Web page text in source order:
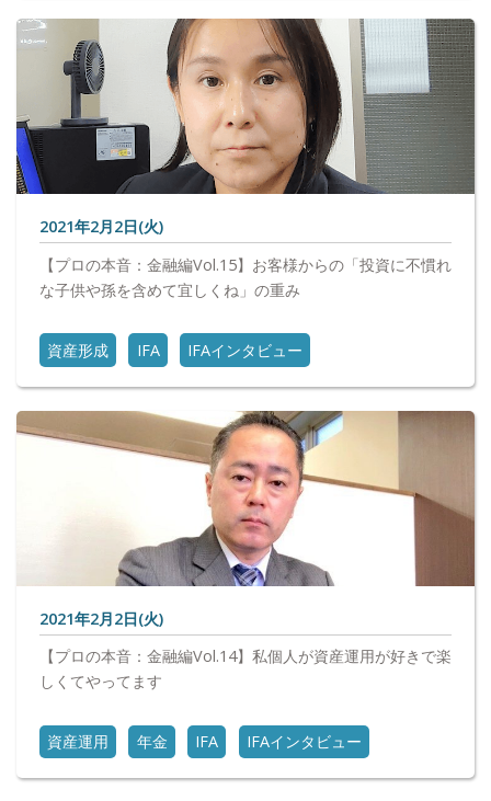
2021年2月2日(火)
【プロの本音：金融編Vol.15】お客様からの「投資に不慣れ
な子供や孫を含めて宜しくね」の重み
資産形成 IFA IFAインタビュー
2021年2月2日(火)
【プロの本音：金融編Vol.14】私個人が資産運用が好きで楽
しくてやってます
資産運用 年金 IFA IFAインタビュー